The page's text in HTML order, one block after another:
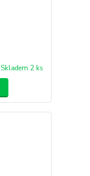
Skladem 2 ks